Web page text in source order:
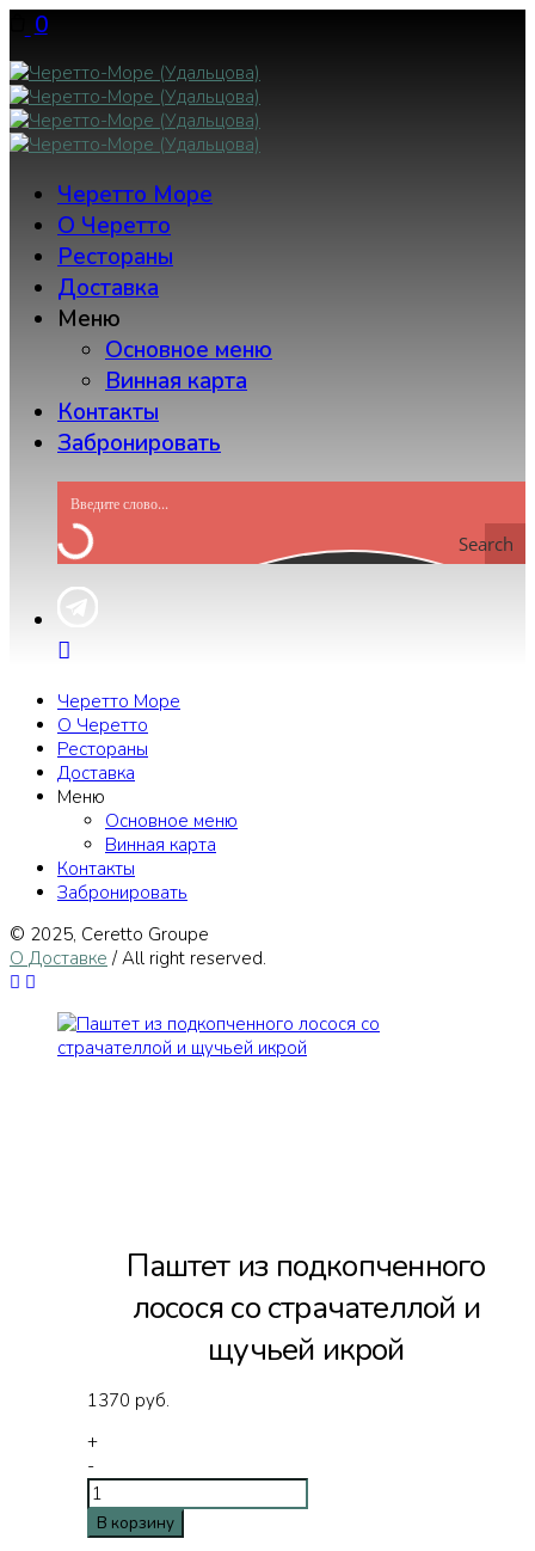
Skip
to
content
0
Черетто Море
О Черетто
Рестораны
Доставка
Меню
Основное меню
Винная карта
Контакты
Забронировать
Search
Черетто Море
О Черетто
Рестораны
Доставка
Меню
Основное меню
Винная карта
Контакты
Забронировать
© 2025, Сeretto Groupe
О Доставке / All right reserved.
Паштет из подкопченного
лосося со страчателлой и
щучьей икрой
1370 руб.
+
-
В корзину